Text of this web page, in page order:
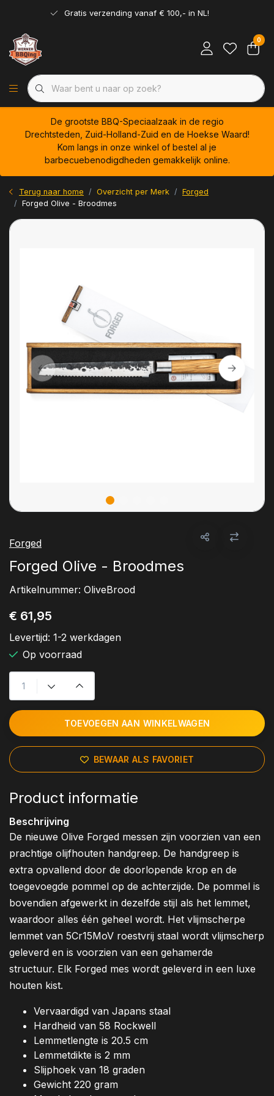
Gratis verzending vanaf € 100,- in NL!
0
De grootste BBQ-Speciaalzaak in de regio
Drechtsteden, Zuid-Holland-Zuid en de Hoekse Waard!
Kom langs in onze winkel of bestel al je
barbecuebenodigdheden gemakkelijk online.
Terug naar home Overzicht per Merk
Forged
Forged Olive - Broodmes
Forged
Forged Olive - Broodmes
Artikelnummer: OliveBrood
€ 61,95
Levertijd: 1-2 werkdagen
Op voorraad
TOEVOEGEN AAN WINKELWAGEN
BEWAAR ALS FAVORIET
Product informatie
Beschrijving
De nieuwe Olive Forged messen zijn voorzien van een
prachtige olijfhouten handgreep. De handgreep is
extra opvallend door de doorlopende krop en de
toegevoegde pommel op de achterzijde. De pommel is
bovendien afgewerkt in dezelfde stijl als het lemmet,
waardoor alles één geheel wordt. Het vlijmscherpe
lemmet van 5Cr15MoV roestvrij staal wordt vlijmscherp
geleverd en is voorzien van een gehamerde
structuur. Elk Forged mes wordt geleverd in een luxe
houten kist.
Vervaardigd van Japans staal
Hardheid van 58 Rockwell
Lemmetlengte is 20.5 cm
Lemmetdikte is 2 mm
Slijphoek van 18 graden
Gewicht 220 gram